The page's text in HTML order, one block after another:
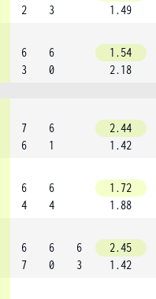
2
3
1.49
6
3
6
0
1.54
2.18
7
6
6
1
2.44
1.42
6
4
6
4
1.72
1.88
6
7
6
0
6
3
2.45
1.42